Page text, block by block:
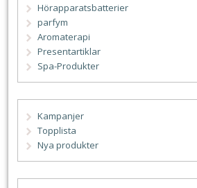
Hörapparatsbatterier
parfym
Aromaterapi
Presentartiklar
Spa-Produkter
Kampanjer
Topplista
Nya produkter